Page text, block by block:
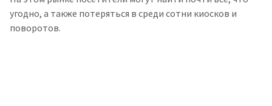
угодно, а также потеряться в среди сотни киосков и
поворотов.